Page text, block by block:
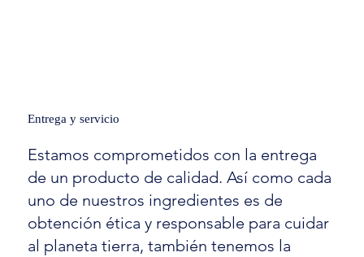
Entrega y servicio
Estamos comprometidos con la entrega
de un producto de calidad. Así como cada
uno de nuestros ingredientes es de
obtención ética y responsable para cuidar
al planeta tierra, también tenemos la